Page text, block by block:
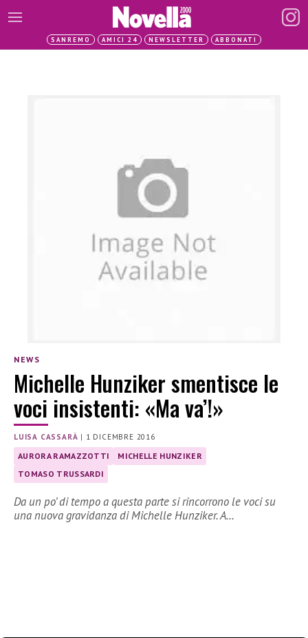
SANREMO AMICI 24 NEWSLETTER ABBONATI
NEWS
Michelle Hunziker smentisce le
voci insistenti: «Ma va’!»
LUISA CASSARÀ | 1 DICEMBRE 2016
AURORA RAMAZZOTTI
MICHELLE HUNZIKER
TOMASO TRUSSARDI
Da un po’ di tempo a questa parte si rincorrono le voci su
una nuova gravidanza di Michelle Hunziker. A…